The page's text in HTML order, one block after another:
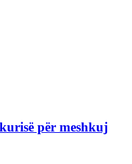
për meshkuj